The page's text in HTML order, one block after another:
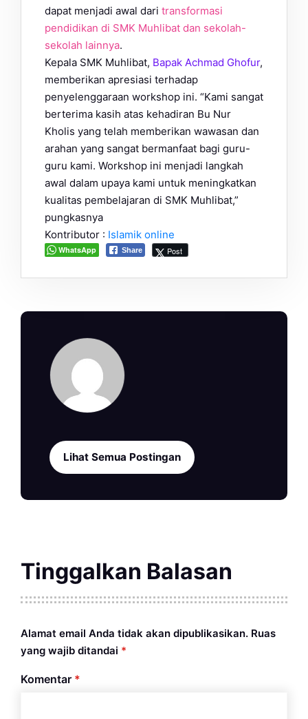
dapat menjadi awal dari transformasi
pendidikan di SMK Muhlibat dan sekolah-
sekolah lainnya.
Kepala SMK Muhlibat, Bapak Achmad Ghofur,
memberikan apresiasi terhadap
penyelenggaraan workshop ini. “Kami sangat
berterima kasih atas kehadiran Bu Nur
Kholis yang telah memberikan wawasan dan
arahan yang sangat bermanfaat bagi guru-
guru kami. Workshop ini menjadi langkah
awal dalam upaya kami untuk meningkatkan
kualitas pembelajaran di SMK Muhlibat,”
pungkasnya
Kontributor : Islamik online
WhatsApp Share Post
Lihat Semua Postingan
Tinggalkan Balasan
Alamat email Anda tidak akan dipublikasikan. Ruas
yang wajib ditandai *
Komentar *